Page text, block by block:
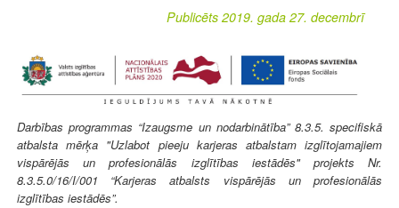
Publicēts 2019. gada 27. decembrī
Darbības programmas “Izaugsme un nodarbinātība” 8.3.5. specifiskā
atbalsta mērķa "Uzlabot pieeju karjeras atbalstam izglītojamajiem
vispārējās un profesionālās izglītības iestādēs" projekts Nr.
8.3.5.0/16/I/001 “Karjeras atbalsts vispārējās un profesionālās
izglītības iestādēs”.